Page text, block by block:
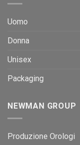
Uomo
Donna
Unisex
Packaging
NEWMAN GROUP
Produzione Orologi